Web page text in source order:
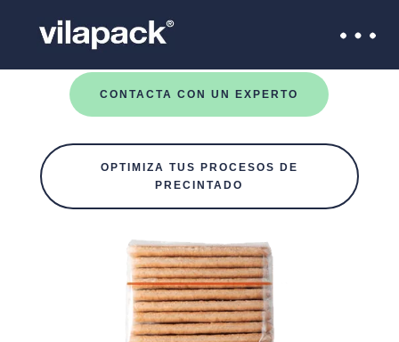
CONTACTA CON UN EXPERTO
OPTIMIZA TUS PROCESOS DE
PRECINTADO